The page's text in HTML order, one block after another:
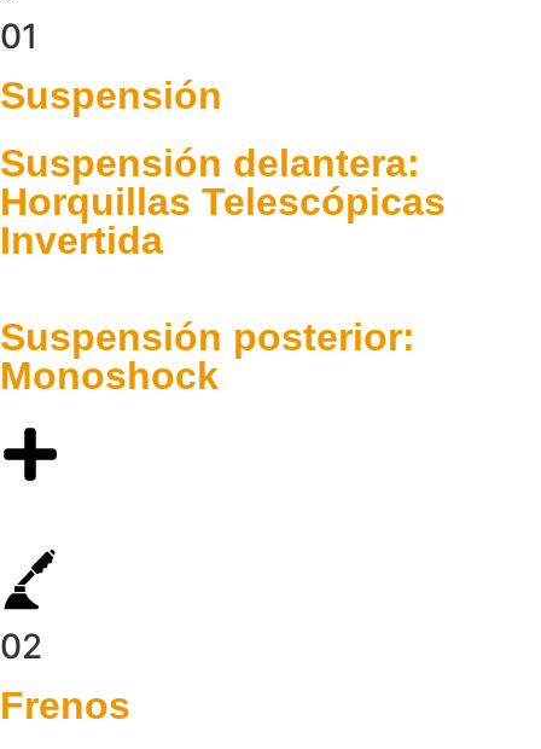
01
Suspensión
Suspensión delantera:
Horquillas Telescópicas
Invertida
Suspensión posterior:
Monoshock
02
Frenos